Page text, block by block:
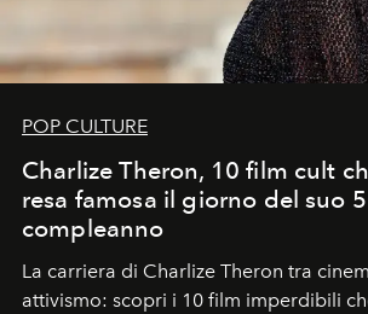
POP CULTURE
Charlize Theron, 10 film cult
resa famosa il giorno del suo
compleanno
La carriera di Charlize Theron tra
attivismo: scopri i 10 film imperdibili